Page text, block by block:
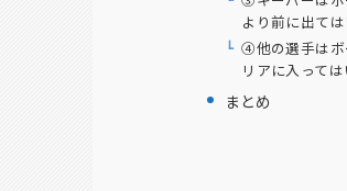
より前に出て
④他の選手はボ
リアに入って
まとめ